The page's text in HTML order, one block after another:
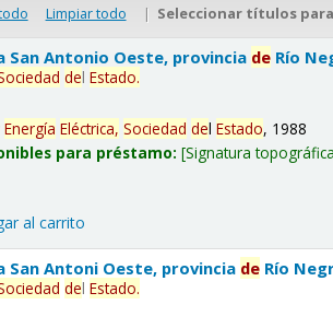
Limpiar todo | Seleccionar títulos
Antonio Oeste, provincia de Río
delEstado.
Energía Eléctrica, Sociedad delEstado, 1988
para préstamo: Signatura
al carrito
Antoni Oeste, provincia de Río
delEstado.